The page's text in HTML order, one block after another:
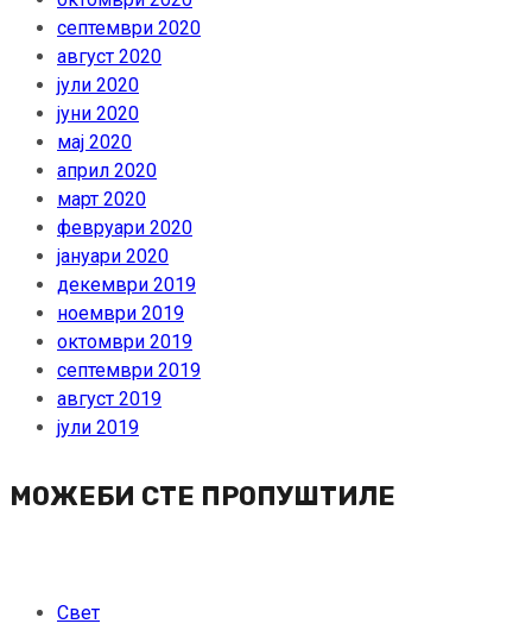
септември 2020
август 2020
јули 2020
јуни 2020
мај 2020
април 2020
март 2020
февруари 2020
јануари 2020
декември 2019
ноември 2019
октомври 2019
септември 2019
август 2019
јули 2019
МОЖЕБИ СТЕ ПРОПУШТИЛЕ
Свет